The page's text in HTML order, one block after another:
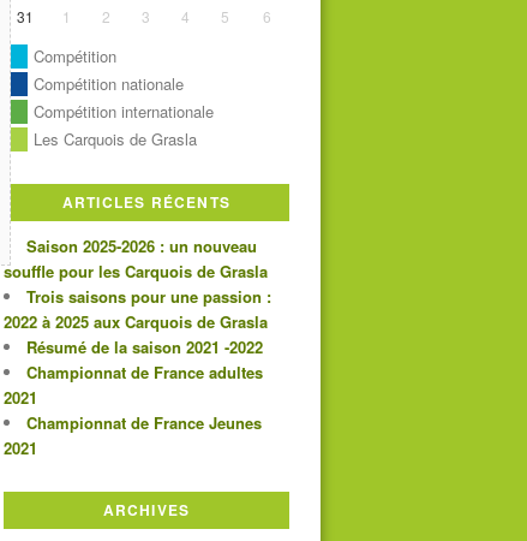
31
1 2 3 4 5 6
Compétition
Compétition nationale
Compétition internationale
Les Carquois de Grasla
ARTICLES RÉCENTS
Saison 2025-2026 : un nouveau
souffle pour les Carquois de Grasla
Trois saisons pour une passion :
2022 à 2025 aux Carquois de Grasla
Résumé de la saison 2021 -2022
Championnat de France adultes
2021
Championnat de France Jeunes
2021
ARCHIVES